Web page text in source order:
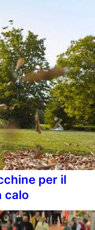
per il
calo